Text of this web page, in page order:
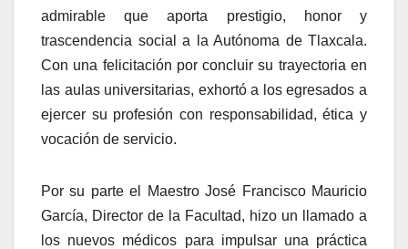
admirable que aporta prestigio, honor y
trascendencia social a la Autónoma de Tlaxcala.
Con una felicitación por concluir su trayectoria en
las aulas universitarias, exhortó a los egresados a
ejercer su profesión con responsabilidad, ética y
vocación de servicio.
Por su parte el Maestro José Francisco Mauricio
García, Director de la Facultad, hizo un llamado a
los nuevos médicos para impulsar una práctica